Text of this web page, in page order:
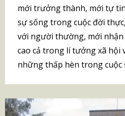
mới trưởng thành, mới tự
sự sống trong cuộc đời
với người thường, mới
cao cả trong lí tưởng xã hội
những thấp hèn trong